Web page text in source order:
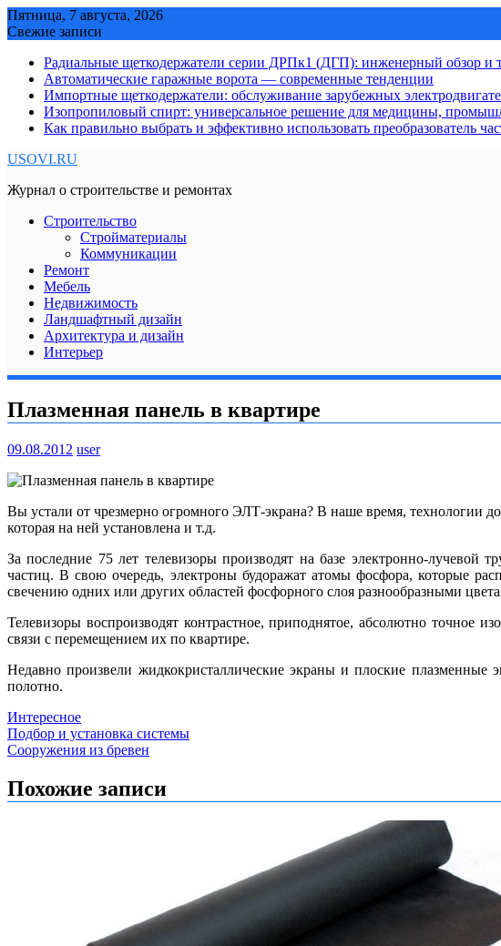
Skip
to
Пятница, 7 августа, 2026
Свежие записи
Радиальные щеткодержатели серии ДРПк1 (ДГП): инженерный обзор и
Автоматические гаражные ворота — современные тенденции
Импортные щеткодержатели: обслуживание зарубежных
Изопропиловый спирт: универсальное решение для медицины,
Как правильно выбрать и эффективно использовать преобразователь
USOVI.RU
Журнал о строительстве и ремонтах
Строительство
Стройматериалы
Коммуникации
Ремонт
Мебель
Недвижимость
Ландшафтный дизайн
Архитектура и дизайн
Интерьер
Плазменная панель в квартире
09.08.2012 user
Вы устали от чрезмерно огромного ЭЛТ-экрана? В наше время, технологии
которая на ней установлена и т.д.
За последние 75 лет телевизоры производят на базе электронно-
частиц. В свою очередь, электроны будоражат атомы фосфора, которые
свечению одних или других областей фосфорного слоя разнообразными
Телевизоры воспроизводят контрастное, приподнятое, абсолютно точное
связи с перемещением их по квартире.
Недавно произвели жидкокристаллические экраны и плоские
полотно.
Интересное
Навигация
по
записям
Подбор и установка системы
Сооружения из бревен
Похожие записи